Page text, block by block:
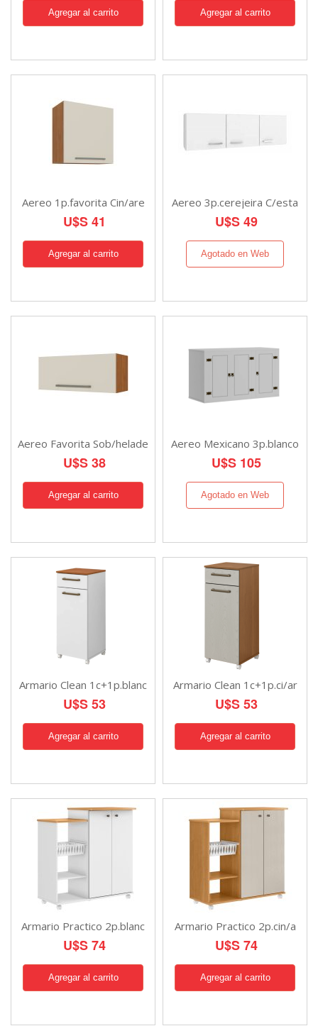
Aereo 1p.favorita Cin/are
U$S 41
Aereo 3p.cerejeira C/esta
U$S 49
Agotado en Web
Aereo Favorita Sob/helade
U$S 38
Aereo Mexicano 3p.blanco
U$S 105
Agotado en Web
Armario Clean 1c+1p.blanc
U$S 53
Armario Clean 1c+1p.ci/ar
U$S 53
Armario Practico 2p.blanc
U$S 74
Armario Practico 2p.cin/a
U$S 74